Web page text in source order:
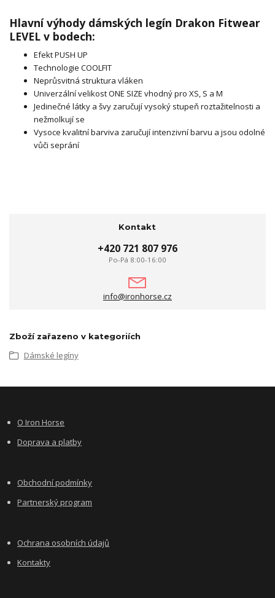
Hlavní výhody dámských legín Drakon Fitwear
LEVEL v bodech:
Efekt PUSH UP
Technologie COOLFIT
Neprůsvitná struktura vláken
Univerzální velikost ONE SIZE vhodný pro XS, S a M
Jedinečné látky a švy zaručují vysoký stupeň roztažitelnosti a
nežmolkují se
Vysoce kvalitní barviva zaručují intenzivní barvu a jsou odolné
vůči seprání
Kontakt
+420 721 807 976
Po-Pá 8:00-16:00
info@ironhorse.cz
Zboží zařazeno v kategoriích
Dámské legíny
O Iron Horse
Doprava a platby
Obchodní podmínky
Partnerský program
Ochrana osobních údajů
Kontakty